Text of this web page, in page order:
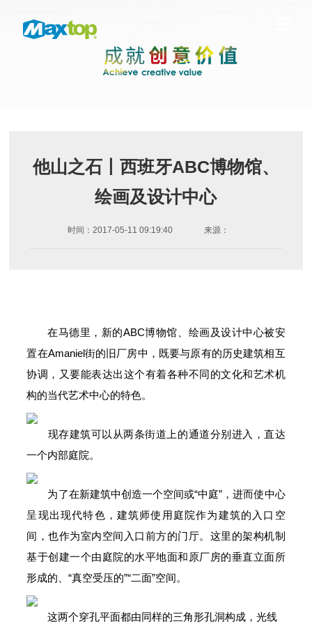
他山之石丨西班牙ABC博物馆、
绘画及设计中心
时间：2017-05-11 09:19:40 来源：
在马德里，新的ABC博物馆、绘画及设计中心被安
置在Amaniel街的旧厂房中，既要与原有的历史建筑相互
协调，又要能表达出这个有着各种不同的文化和艺术机
构的当代艺术中心的特色。
现存建筑可以从两条街道上的通道分别进入，直达
一个内部庭院。
为了在新建筑中创造一个空间或“中庭”，进而使中心
呈现出现代特色，建筑师使用庭院作为建筑的入口空
间，也作为室内空间入口前方的门厅。这里的架构机制
基于创建一个由庭院的水平地面和原厂房的垂直立面所
形成的、“真空受压的”“二面”空间。
这两个穿孔平面都由同样的三角形孔洞构成，光线